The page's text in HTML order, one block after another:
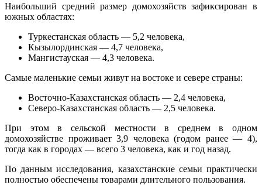
Наибольший средний размер домохозяйств зафиксирован в
южных областях:
Туркестанская область — 5,2 человека,
Кызылординская — 4,7 человека,
Мангистауская — 4,3 человека.
Самые маленькие семьи живут на востоке и севере страны:
Восточно-Казахстанская область — 2,4 человека,
Северо-Казахстанская область — 2,5 человека.
При этом в сельской местности в среднем в одном
домохозяйстве проживает 3,9 человека (годом ранее — 4),
тогда как в городах — всего 3 человека, как и год назад.
По данным исследования, казахстанские семьи практически
полностью обеспечены товарами длительного пользования.